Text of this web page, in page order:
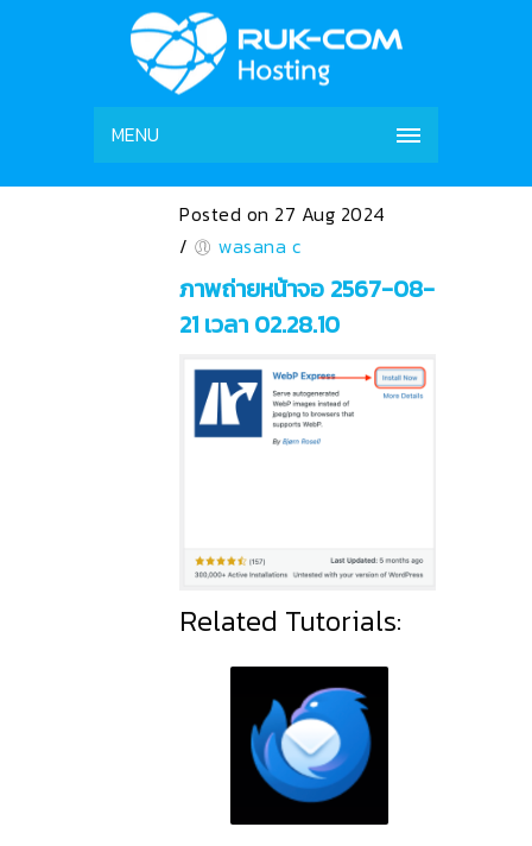
MENU
Posted on 27 Aug 2024
/
wasana c
ภาพถ่ายหน้าจอ 2567-08-
21 เวลา 02.28.10
Related Tutorials: